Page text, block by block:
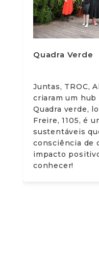
Quadra Verde
Juntas, TROC,
criaram um
Quadra verde,
Freire, 1105, é
sustentáveis
consciência de
impacto
conhecer!